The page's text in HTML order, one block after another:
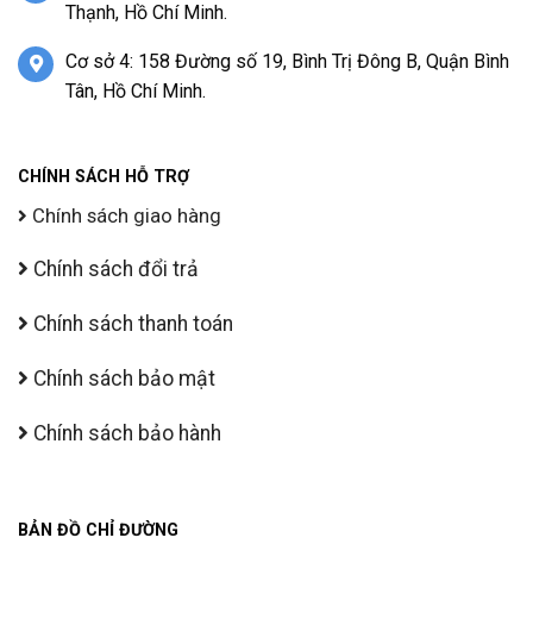
Thạnh, Hồ Chí Minh.
Cơ sở 4: 158 Đường số 19, Bình Trị Đông B, Quận Bình
Tân, Hồ Chí Minh.
CHÍNH SÁCH HỖ TRỢ
Chính sách giao hàng
Chính sách đổi trả
Chính sách thanh toán
Chính sách bảo mật
Chính sách bảo hành
BẢN ĐỒ CHỈ ĐƯỜNG